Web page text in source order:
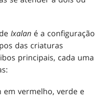
Ixalan é a configuração
das criaturas
principais, cada uma
em vermelho, verde e